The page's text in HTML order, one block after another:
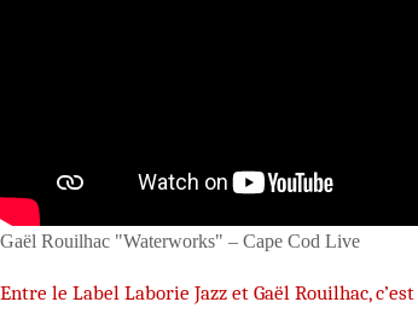
Gaël Rouilhac "Waterworks" – Cape Cod Live
Entre le Label Laborie Jazz et Gaël Rouilhac,